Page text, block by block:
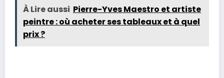
À Lire aussi Pierre-Yves Maestro et artiste
peintre : où acheter ses tableaux et à quel
prix ?